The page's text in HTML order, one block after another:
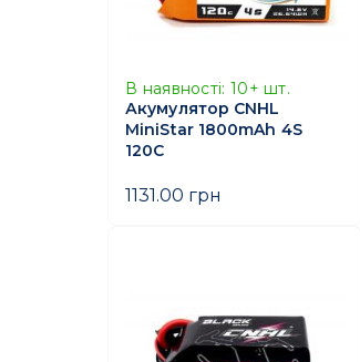
В наявності: 10+ шт.
Акумулятор CNHL
MiniStar 1800mAh 4S
120C
1131.00 грн